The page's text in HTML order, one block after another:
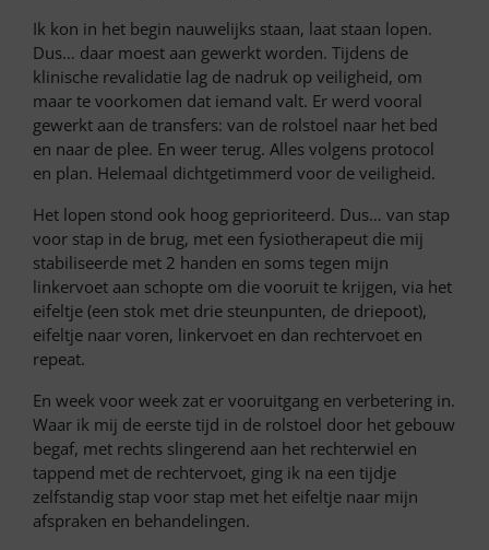
Ik kon in het begin nauwelijks staan, laat staan lopen.
Dus… daar moest aan gewerkt worden. Tijdens de
klinische revalidatie lag de nadruk op veiligheid, om
maar te voorkomen dat iemand valt. Er werd vooral
gewerkt aan de transfers: van de rolstoel naar het bed
en naar de plee. En weer terug. Alles volgens protocol
en plan. Helemaal dichtgetimmerd voor de veiligheid.
Het lopen stond ook hoog geprioriteerd. Dus… van stap
voor stap in de brug, met een fysiotherapeut die mij
stabiliseerde met 2 handen en soms tegen mijn
linkervoet aan schopte om die vooruit te krijgen, via het
eifeltje (een stok met drie steunpunten, de driepoot),
eifeltje naar voren, linkervoet en dan rechtervoet en
repeat.
En week voor week zat er vooruitgang en verbetering in.
Waar ik mij de eerste tijd in de rolstoel door het gebouw
begaf, met rechts slingerend aan het rechterwiel en
tappend met de rechtervoet, ging ik na een tijdje
zelfstandig stap voor stap met het eifeltje naar mijn
afspraken en behandelingen.